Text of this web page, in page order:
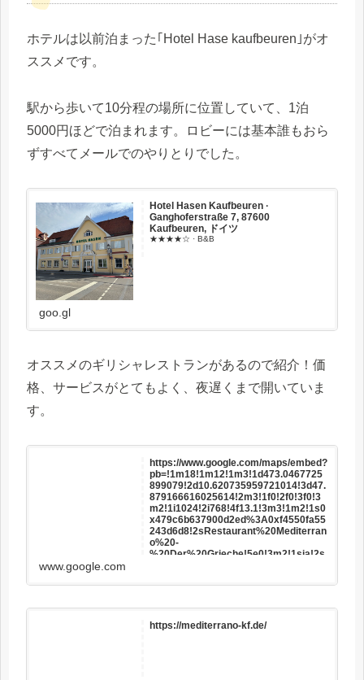
ホテルは以前泊まった｢Hotel Hase kaufbeuren｣がオ
ススメです。
駅から歩いて10分程の場所に位置していて、1泊
5000円ほどで泊まれます。ロビーには基本誰もおら
ずすべてメールでのやりとりでした。
Hotel Hasen Kaufbeuren ·
Ganghoferstraße 7, 87600
Kaufbeuren, ドイツ
★★★★☆ · B&B
goo.gl
オススメのギリシャレストランがあるので紹介！価
格、サービスがとてもよく、夜遅くまで開いていま
す。
https://www.google.com/maps/embed?
pb=!1m18!1m12!1m3!1d473.0467725
899079!2d10.620735959721014!3d47.
879166616025614!2m3!1f0!2f0!3f0!3
m2!1i1024!2i768!4f13.1!3m3!1m2!1s0
x479c6b637900d2ed%3A0xf4550fa55
243d6d8!2sRestaurant%20Mediterran
o%20-
%20Der%20Grieche!5e0!3m2!1sja!2s
www.google.com
https://mediterrano-kf.de/